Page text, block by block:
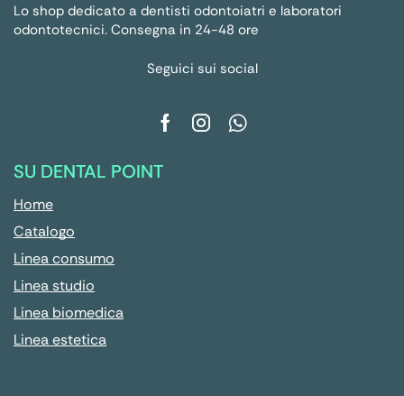
Lo shop dedicato a dentisti odontoiatri e laboratori
odontotecnici. Consegna in 24-48 ore
Seguici sui social
SU DENTAL POINT
Home
Catalogo
Linea consumo
Linea studio
Linea biomedica
Linea estetica